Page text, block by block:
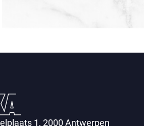
1, 2000 Antwerpen